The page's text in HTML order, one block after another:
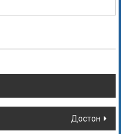
Достон